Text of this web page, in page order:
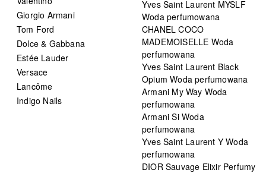
Giorgio Armani
Tom Ford
Dolce & Gabbana
Estée Lauder
Versace
Lancôme
Indigo Nails
Yves Saint Laurent MYSLF
Woda perfumowana
CHANEL COCO
MADEMOISELLE Woda
perfumowana
Yves Saint Laurent Black
Opium Woda perfumowana
Armani My Way Woda
perfumowana
Armani Si Woda
perfumowana
Yves Saint Laurent Y Woda
perfumowana
DIOR Sauvage Elixir Perfumy